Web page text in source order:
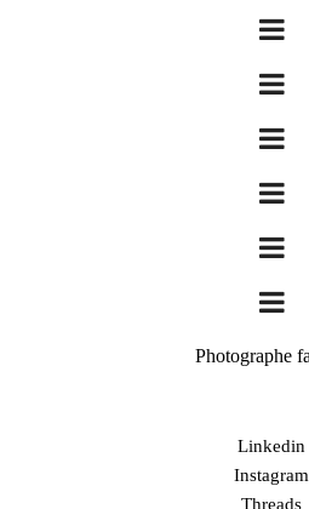
Photographe
Linkedin
Instagram
Threads